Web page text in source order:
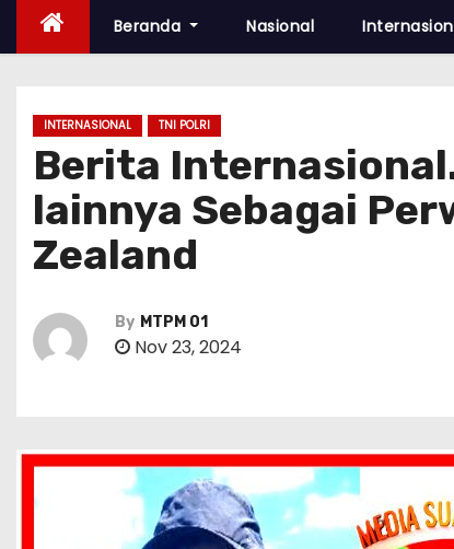
Beranda Nasional
INTERNASIONAL TNI POLRI
Berita
lainnya Sebagai
Zealand
By MTPM 01
Nov 23, 2024